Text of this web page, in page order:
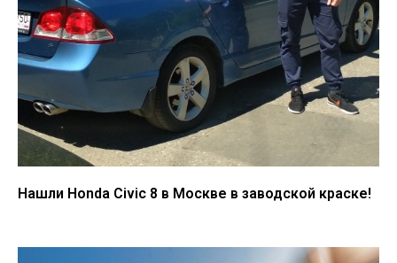
Нашли Honda Civic 8 в Москве в заводской краске!